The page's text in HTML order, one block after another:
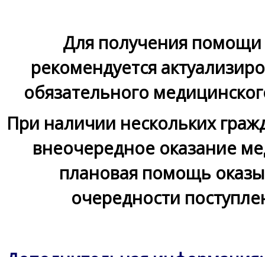
Для получения
рекомендуется
обязательного
При наличии нескольких
внеочередное оказание
плановая помощь
очередности